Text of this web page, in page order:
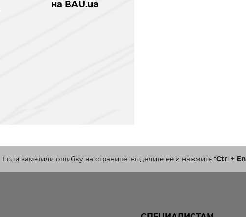
на BAU.ua
Если заметили ошибку на странице, выделите ее и нажмите"Ctrl +